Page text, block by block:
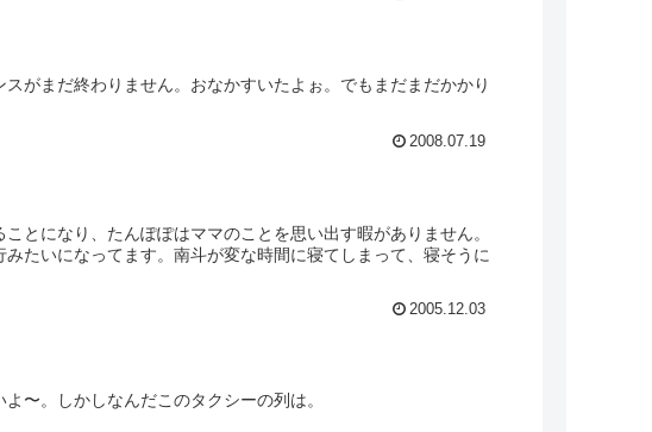
がまだ終わりません。おなかすいたよぉ。でもまだまだかかり
2008.07.19
とになり、たんぽぽはママのことを思い出す暇がありません。
たいになってます。南斗が変な時間に寝てしまって、寝そうに
2005.12.03
〜。しかしなんだこのタクシーの列は。